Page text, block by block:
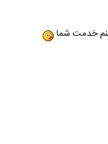
خدمت شما